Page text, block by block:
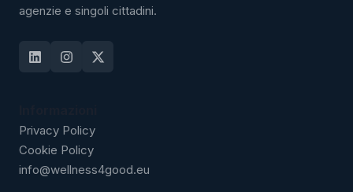
agenzie e singoli cittadini.
Privacy Policy
Cookie Policy
info@wellness4good.eu